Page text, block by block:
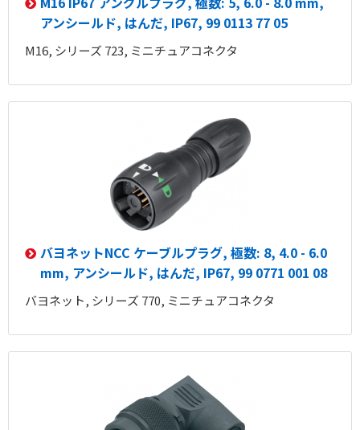
アンシールド, はんだ, IP67, 99 0113 77 05
M16, シリーズ 723, ミニチュアコネクタ
バヨネットNCC ケーブルプラグ, 極数: 8, 4.0 - 6.0
mm, アンシールド, はんだ, IP67, 99 0771 001 08
バヨネット, シリーズ 770, ミニチュアコネクタ